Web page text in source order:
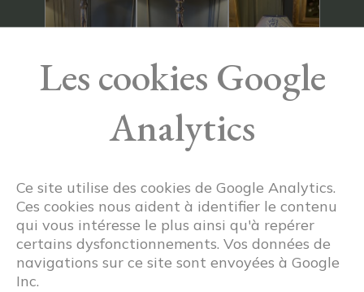
Les cookies Google
Analytics
Ce site utilise des cookies de Google Analytics.
Ces cookies nous aident à identifier le contenu
qui vous intéresse le plus ainsi qu'à repérer
certains dysfonctionnements. Vos données de
navigations sur ce site sont envoyées à Google
Inc.